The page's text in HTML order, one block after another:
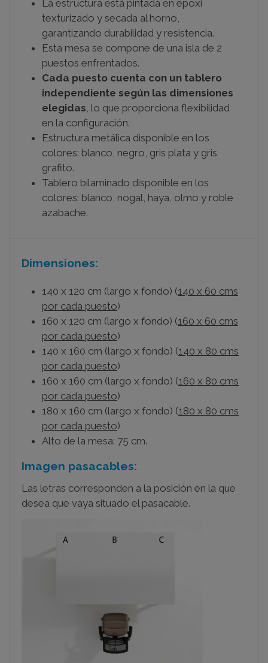
La estructura está pintada en epoxi
texturizado y secada al horno,
garantizando durabilidad y resistencia.
Esta mesa se compone de una isla de 2
puestos enfrentados.
Cada puesto cuenta con un tablero
independiente según las dimensiones
elegidas, lo que proporciona flexibilidad
en la configuración.
Estructura metálica disponible en los
colores: blanco, negro, gris plata y gris
grafito.
Tablero bilaminado disponible en los
colores: blanco, nogal, haya, olmo y roble
azabache.
Dimensiones:
140 x 120 cm (largo x fondo) (140 x 60 cms
por cada puesto)
160 x 120 cm (largo x fondo) (160 x 60 cms
por cada puesto)
140 x 160 cm (largo x fondo) (140 x 80 cms
por cada puesto)
160 x 160 cm (largo x fondo) (160 x 80 cms
por cada puesto)
180 x 160 cm (largo x fondo) (180 x 80 cms
por cada puesto)
Alto de la mesa: 75 cm.
Imagen pasacables:
Las letras corresponden a la posición en la que
desea que vaya situado el pasacable.